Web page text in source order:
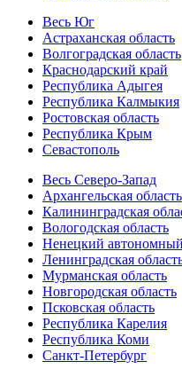
Весь Юг
Астраханская область
Волгоградская область
Краснодарский край
Республика Адыгея
Республика Калмыкия
Ростовская область
Республика Крым
Севастополь
Весь Северо-Запад
Архангельская область
Калининградская
Вологодская область
Ненецкий
Ленинградская
Мурманская область
Новгородская область
Псковская область
Республика Карелия
Республика Коми
Санкт-Петербург